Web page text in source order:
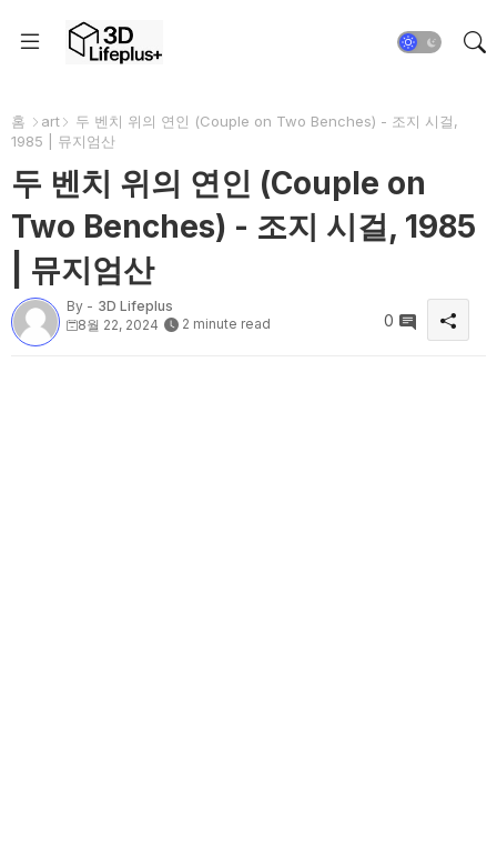
홈 art
두 벤치 위의 연인 (Couple on Two Benches) - 조지 시걸,
1985 | 뮤지엄산
두 벤치 위의 연인 (Couple on
Two Benches) - 조지 시걸, 1985
| 뮤지엄산
By - 3D Lifeplus
8월 22, 2024
2 minute read 0